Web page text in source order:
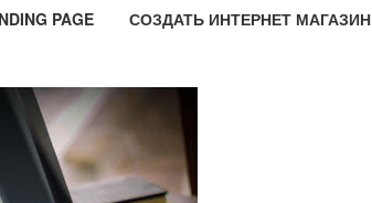
PAGE СОЗДАТЬ ИНТЕРНЕТ МАГАЗИН